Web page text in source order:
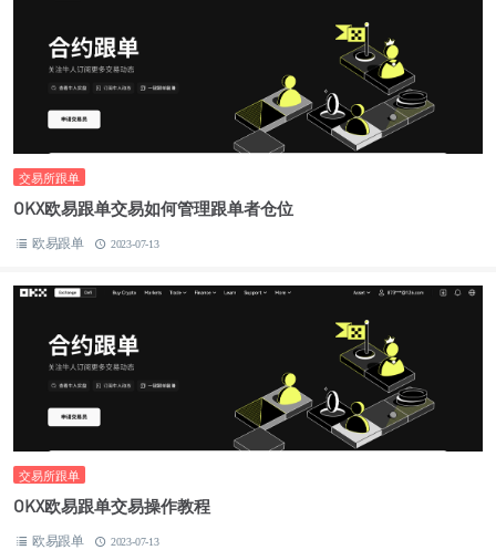
交易所跟单
OKX欧易跟单交易如何管理跟单者仓位
欧易跟单 2023-07-13
交易所跟单
OKX欧易跟单交易操作教程
欧易跟单 2023-07-13